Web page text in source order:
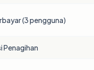
(3 pengguna)
Penagihan